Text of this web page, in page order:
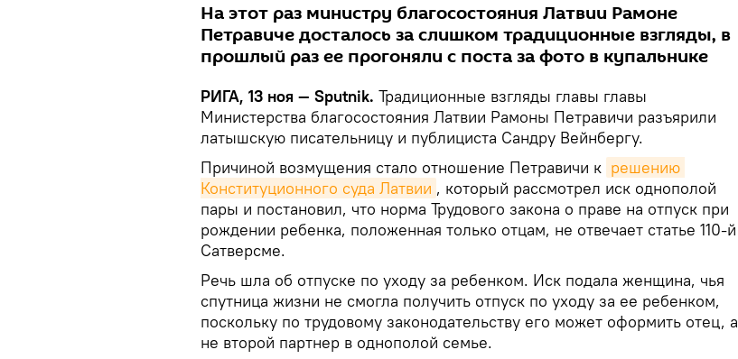
На этот раз министру благосостояния Латвии Рамоне
Петравиче досталось за слишком традиционные взгляды, в
прошлый раз ее прогоняли с поста за фото в купальнике
РИГА, 13 ноя — Sputnik. Традиционные взгляды главы главы
Министерства благосостояния Латвии Рамоны Петравичи разъярили
латышскую писательницу и публициста Сандру Вейнбергу.
Причиной возмущения стало отношение Петравичи к решению
Конституционного суда Латвии , который рассмотрел иск однополой
пары и постановил, что норма Трудового закона о праве на отпуск при
рождении ребенка, положенная только отцам, не отвечает статье 110-й
Сатверсме.
Речь шла об отпуске по уходу за ребенком. Иск подала женщина, чья
спутница жизни не смогла получить отпуск по уходу за ее ребенком,
поскольку по трудовому законодательству его может оформить отец, а
не второй партнер в однополой семье.